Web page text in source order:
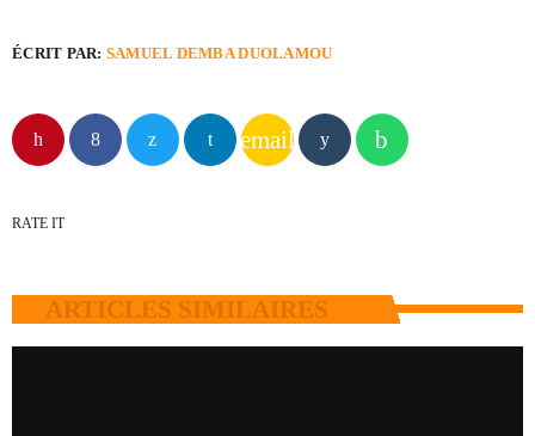
ÉCRIT PAR: SAMUEL DEMBA DUOLAMOU
email
RATE IT
ARTICLES SIMILAIRES